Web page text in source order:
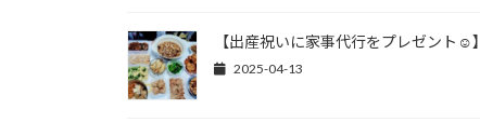
【出産祝いに家事代行をプレゼント☺】
2025-04-13